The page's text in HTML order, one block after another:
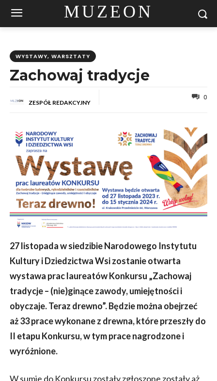
MUZEON
WYSTAWY, WARSZTATY
Zachowaj tradycje
ZESPÓŁ REDAKCYJNY
0
27 listopada w siedzibie Narodowego Instytutu
Kultury i Dziedzictwa Wsi zostanie otwarta
wystawa prac laureatów Konkursu „Zachowaj
tradycje – (nie)ginące zawody, umiejętności i
obyczaje. Teraz drewno”. Będzie można obejrzeć
aż 33 prace wykonane z drewna, które przeszły do
II etapu Konkursu, w tym prace nagrodzone i
wyróżnione.
W sumie do Konkursu zostały zgłoszone zostały aż